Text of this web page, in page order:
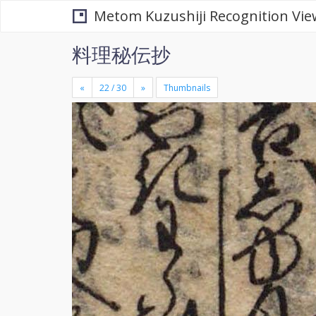
Metom Kuzushiji Recognition
料理秘伝抄
« » Thumbnails
+
-